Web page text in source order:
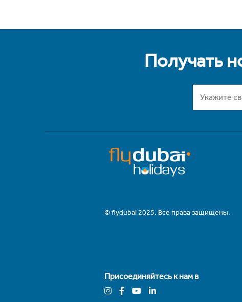
Получать
© flydubai 2025. Все права защищены.
Присоединяйтесь к нам в